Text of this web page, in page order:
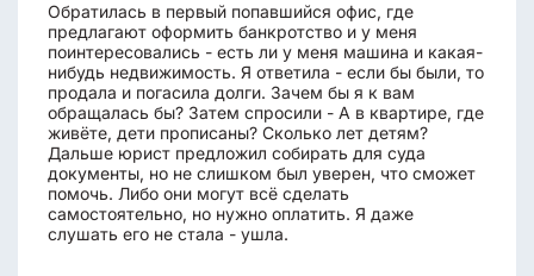
Обратилась в первый попавшийся офис, где
предлагают оформить банкротство и у меня
поинтересовались - есть ли у меня машина и какая-
нибудь недвижимость. Я ответила - если бы были, то
продала и погасила долги. Зачем бы я к вам
обращалась бы? Затем спросили - А в квартире, где
живёте, дети прописаны? Сколько лет детям?
Дальше юрист предложил собирать для суда
документы, но не слишком был уверен, что сможет
помочь. Либо они могут всё сделать
самостоятельно, но нужно оплатить. Я даже
слушать его не стала - ушла.